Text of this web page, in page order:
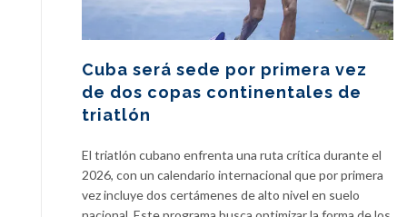
Cuba será sede por primera vez
de dos copas continentales de
triatlón
El triatlón cubano enfrenta una ruta crítica durante el
2026, con un calendario internacional que por primera
vez incluye dos certámenes de alto nivel en suelo